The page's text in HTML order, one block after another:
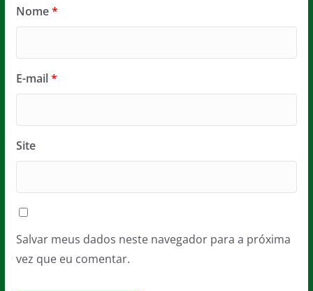
Nome*
E-mail*
Site
Salvar meus dados neste navegador para a próxima
vez que eu comentar.